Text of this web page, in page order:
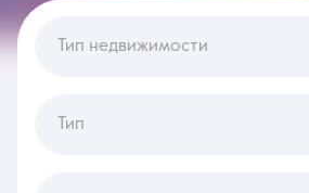
Тип недвижимости
Тип